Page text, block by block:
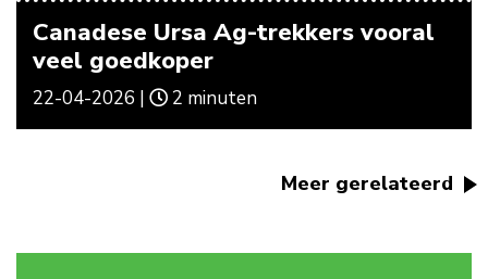
Canadese Ursa Ag-trekkers vooral
veel goedkoper
22-04-2026 | 2 minuten
Meer gerelateerd